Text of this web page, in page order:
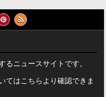
るニュースサイトです。
てはこちらより確認できま